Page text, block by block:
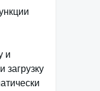
и
загрузку